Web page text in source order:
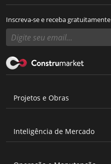
Inscreva-se e receba gratuitamente
Projetos e Obras
Inteligência de Mercado